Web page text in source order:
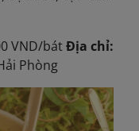
VND/bátĐịa chỉ:
Phòng